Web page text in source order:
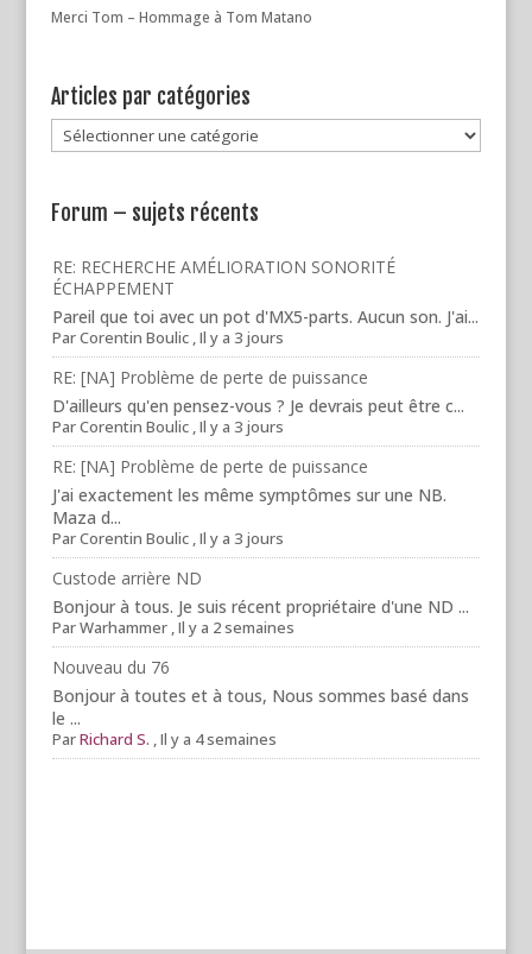
Merci Tom – Hommage à Tom Matano
Articles par catégories
Articles
par
Forum – sujets récents
RE: RECHERCHE AMÉLIORATION SONORITÉ
ÉCHAPPEMENT
Pareil que toi avec un pot d'MX5-parts. Aucun son. J'ai...
ParCorentin Boulic, Il y a 3 jours
RE: [NA] Problème de perte de puissance
D'ailleurs qu'en pensez-vous ? Je devrais peut être c...
ParCorentin Boulic, Il y a 3 jours
RE: [NA] Problème de perte de puissance
J'ai exactement les même symptômes sur une NB.
Maza d...
ParCorentin Boulic, Il y a 3 jours
Custode arrière ND
Bonjour à tous. Je suis récent propriétaire d'une ND ...
ParWarhammer, Il y a 2 semaines
Nouveau du 76
Bonjour à toutes et à tous, Nous sommes basé dans
le ...
ParRichard S. Il y a 4 semaines